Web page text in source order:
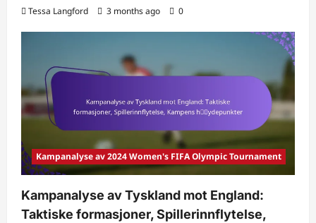
Tessa Langford 3 months ago 0
Kampanalyse av 2024 Women's FIFA Olympic Tournament
Kampanalyse av Tyskland mot England:
Taktiske formasjoner, Spillerinnflytelse,